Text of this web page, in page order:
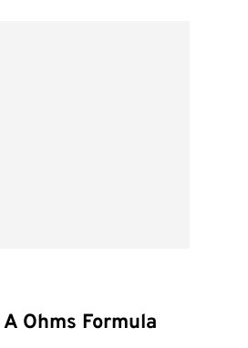
Ohms Formula